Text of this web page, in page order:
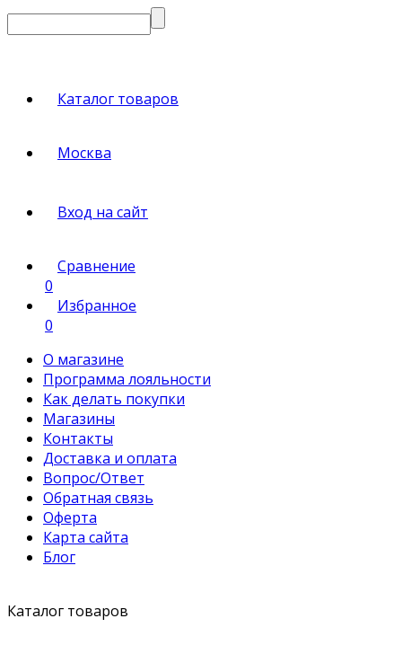
Каталог товаров
Москва
Вход на сайт
Сравнение
0
Избранное
0
О магазине
Программа лояльности
Как делать покупки
Магазины
Контакты
Доставка и оплата
Вопрос/Ответ
Обратная связь
Оферта
Карта сайта
Блог
Каталог товаров